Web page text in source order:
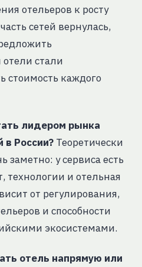
отельеров к росту
сетей вернулась,
стали
стоимость каждого
лидером рынка
в России?Теоретически
заметно: у сервиса есть
и отельная
от регулирования,
и способности
экосистемами.
отель напрямую или